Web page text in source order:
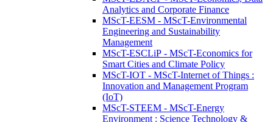
Analytics and Corporate Finance
MScT-EESM - MScT-Environmental
Engineering and Sustainability
Management
MScT-ESCLiP - MScT-Economics for
Smart Cities and Climate Policy
MScT-IOT - MScT-Internet of Things :
Innovation and Management Program
(IoT)
MScT-STEEM - MScT-Energy
Environment : Science Technology &